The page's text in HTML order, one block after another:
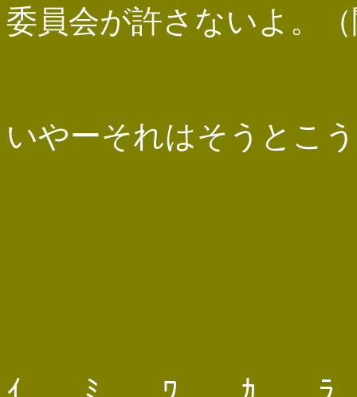
委員会が許さないよ。
いやーそれはそうとこ